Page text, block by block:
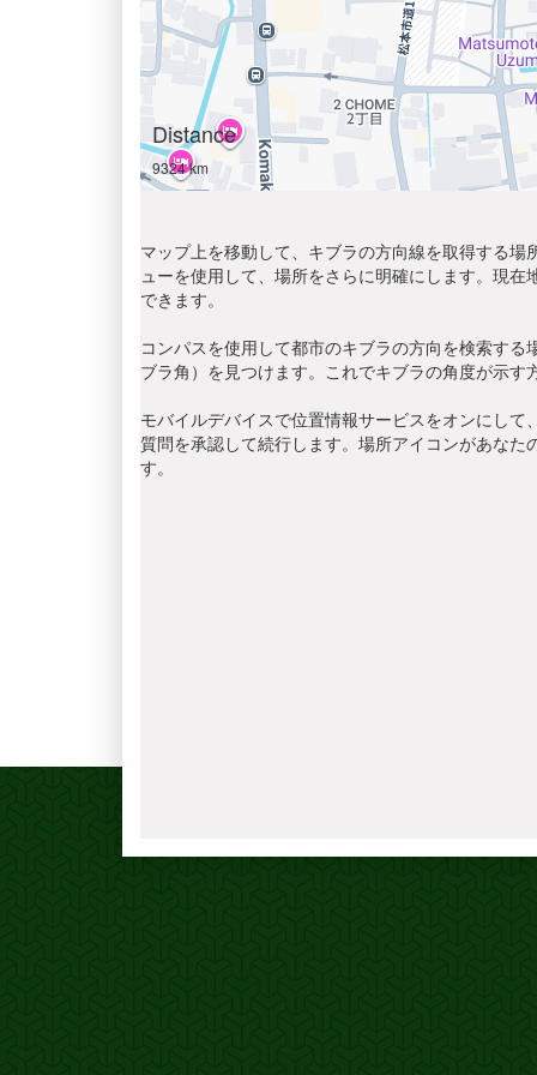
Distance
9324 km
マップ上を移動して、キブラの方向線を取得する
ューを使用して、場所をさらに明確にします。現
できます。
コンパスを使用して都市のキブラの方向を検索す
ブラ角）を見つけます。これでキブラの角度が示す
モバイルデバイスで位置情報サービスをオンにし
質問を承認して続行します。場所アイコンがあな
す。